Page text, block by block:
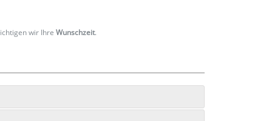
wir IhreWunschzeit.